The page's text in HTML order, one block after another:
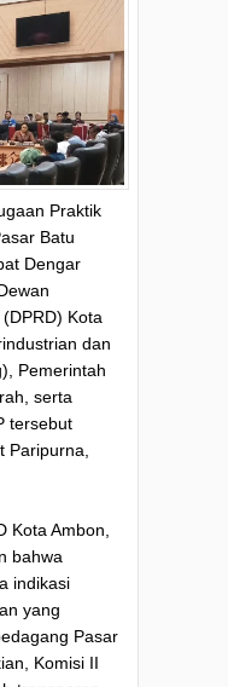
Praktik
Batu
Dengar
Kota
dan
Pemerintah
serta
tersebut
Paripurna,
Kota Ambon,
bahwa
indikasi
yang
Pasar
Komisi II